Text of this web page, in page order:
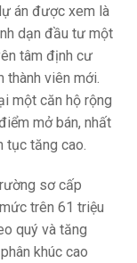
án được xem là
dạn đầu tư một
tâm định cư
thành viên mới.
một căn hộ rộng
mở bán, nhất
tục tăng cao.
sơ cấp
trên 61 triệu
quý và tăng
khúc cao